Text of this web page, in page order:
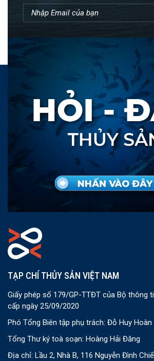
TẠP CHÍ THỦY SẢN VIỆT NAM
Giấy phép số 179/GP-TTĐT của Bộ thông
cấp ngày 25/09/2020
Phó Tổng Biên tập phụ trách: Đỗ Huy Hoàn
Tổng Thư ký toà soạn: Hoàng Hải Đăng
Địa chỉ: Lầu 2, Nhà B, 116 Nguyễn Đình